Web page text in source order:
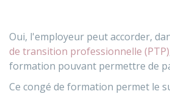
Oui, l'employeur peut accorder,
de transition professionnelle (PTP)
formation pouvant permettre de
Ce congé de formation permet le